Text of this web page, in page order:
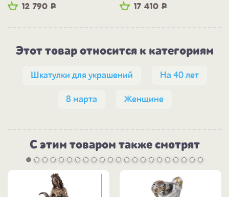
12 790 Р
17 410 Р
Этот товар относится к категориям
Шкатулки для украшений На 40 лет
8 марта Женщине
С этим товаром также смотрят